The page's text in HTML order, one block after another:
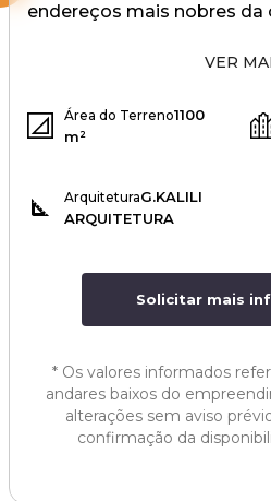
endereços mais nobres da
VER
Área do Terreno1100
m²
ArquiteturaG.KALILI
ARQUITETURA
Solicitar mais
* Os valores informados
andares baixos do
alterações sem aviso
confirmação da